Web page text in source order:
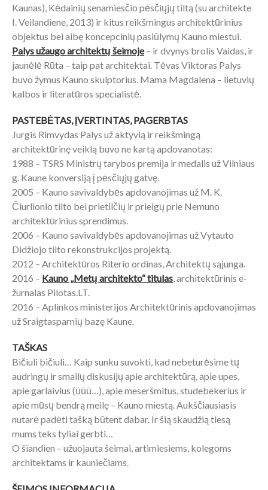
Kaunas), Kėdainių senamiesčio pėsčiųjų tiltą (su architekte
I. Veilandiene, 2013) ir kitus reikšmingus architektūrinius
objektus bei aibę koncepcinių pasiūlymų Kauno miestui.
Palys užaugo architektų šeimoje– ir dvynys brolis Vaidas, ir
jaunėlė Rūta – taip pat architektai. Tėvas Viktoras Palys
buvo žymus Kauno skulptorius. Mama Magdalena – lietuvių
kalbos ir literatūros specialistė.
PASTEBĖTAS, ĮVERTINTAS, PAGERBTAS
Jurgis Rimvydas Palys už aktyvią ir reikšmingą
architektūrinę veiklą buvo ne kartą apdovanotas:
1988 – TSRS Ministrų tarybos premija ir medalis už Vilniaus
g. Kaune konversiją į pėsčiųjų gatvę.
2005 – Kauno savivaldybės apdovanojimas už M. K.
Čiurlionio tilto bei prietilčių ir prieigų prie Nemuno
architektūrinius sprendimus.
2006 – Kauno savivaldybės apdovanojimas už Vytauto
Didžiojo tilto rekonstrukcijos projektą.
2012 – Architektūros Riterio ordinas, Architektų sąjunga.
2016 – Kauno „Metų architekto“ titulas, architektūrinis e-
žurnalas Pilotas.LT.
2016 – Aplinkos ministerijos Architektūrinis apdovanojimas
už Sraigtasparnių bazę Kaune.
TAŠKAS
Bičiuli bičiuli… Kaip sunku suvokti, kad nebeturėsime tų
audringų ir smailų diskusijų apie architektūrą, apie upes,
apie garlaivius (ūūū…), apie meseršmitus, studebekerius ir
apie mūsų bendrą meilę – Kauno miestą. Aukščiausiasis
nutarė padėti tašką būtent dabar. Ir šią skaudžią tiesą
mums teks tyliai gerbti…
O šiandien – užuojauta šeimai, artimiesiems, kolegoms
architektams ir kauniečiams.